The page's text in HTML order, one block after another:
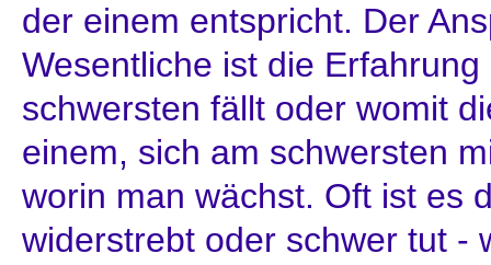
der einem entspricht. Der
Wesentliche ist die
schwersten fällt oder womit
einem, sich am schwersten
worin man wächst. Oft ist es
widerstrebt oder schwer tut -